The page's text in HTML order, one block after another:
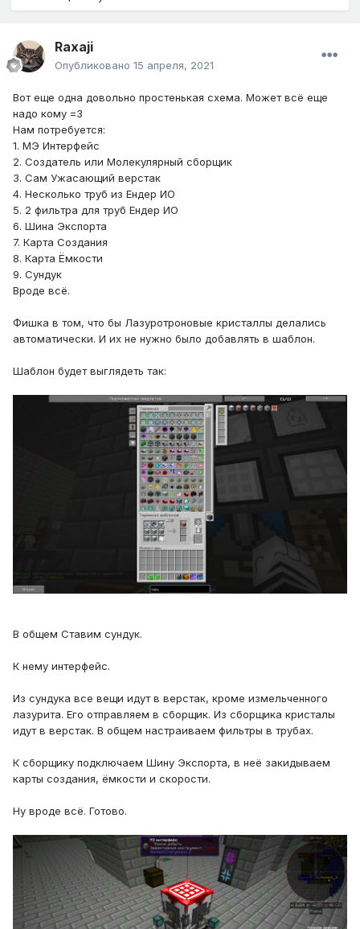
Raxaji
Опубликовано 15 апреля, 2021
Вот еще одна довольно простенькая схема. Может всё еще
надо кому =З
Нам потребуется:
1. МЭ Интерфейс
2. Создатель или Молекулярный сборщик
3. Сам Ужасающий верстак
4. Несколько труб из Ендер ИО
5. 2 фильтра для труб Ендер ИО
6. Шина Экспорта
7. Карта Создания
8. Карта Ёмкости
9. Сундук
Вроде всё.
Фишка в том, что бы Лазуротроновые кристаллы делались
автоматически. И их не нужно было добавлять в шаблон.
Шаблон будет выглядеть так:
В общем Ставим сундук.
К нему интерфейс.
Из сундука все вещи идут в верстак, кроме измельченного
лазурита. Его отправляем в сборщик. Из сборщика кристалы
идут в верстак. В общем настраиваем фильтры в трубах.
К сборщику подключаем Шину Экспорта, в неё закидываем
карты создания, ёмкости и скорости.
Ну вроде всё. Готово.